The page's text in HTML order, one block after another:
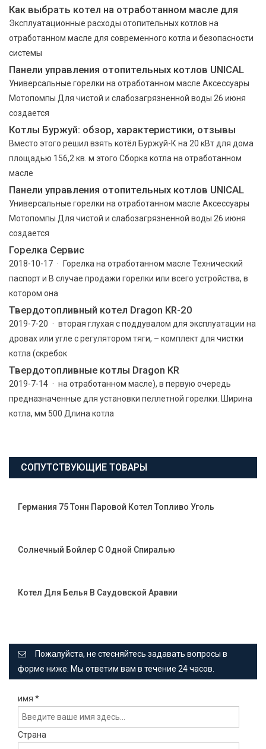
Как выбрать котел на отработанном масле для
Эксплуатационные расходы отопительных котлов на
отработанном масле для современного котла и безопасности
системы
Панели управления отопительных котлов UNICAL
Универсальные горелки на отработанном масле Аксессуары
Мотопомпы Для чистой и слабозагрязненной воды 26 июня
создается
Котлы Буржуй: обзор, характеристики, отзывы
Вместо этого решил взять котёл Буржуй-К на 20 кВт для дома
площадью 156,2 кв. м этого Сборка котла на отработанном
масле
Панели управления отопительных котлов UNICAL
Универсальные горелки на отработанном масле Аксессуары
Мотопомпы Для чистой и слабозагрязненной воды 26 июня
создается
Горелка Сервис
2018-10-17 · Горелка на отработанном масле Технический
паспорт и В случае продажи горелки или всего устройства, в
котором она
Твердотопливный котел Dragon KR-20
2019-7-20 · вторая глухая с поддувалом для эксплуатации на
дровах или угле с регулятором тяги, – комплект для чистки
котла (скребок
Твердотопливные котлы Dragon KR
2019-7-14 · на отработанном масле), в первую очередь
предназначенные для установки пеллетной горелки. Ширина
котла, мм 500 Длина котла
СОПУТСТВУЮЩИЕ ТОВАРЫ
Германия 75 Тонн Паровой Котел Топливо Уголь
Солнечный Бойлер С Одной Спиралью
Котел Для Белья В Саудовской Аравии
Пожалуйста, не стесняйтесь задавать вопросы в
форме ниже. Мы ответим вам в течение 24 часов.
имя *
Страна